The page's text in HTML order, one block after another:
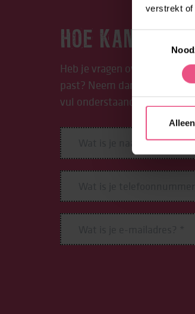
verstrekt of
HOE KAN LORE
Heb je vragen over Lore? Of
past? Neem dan contact op
vul onderstaand formulier